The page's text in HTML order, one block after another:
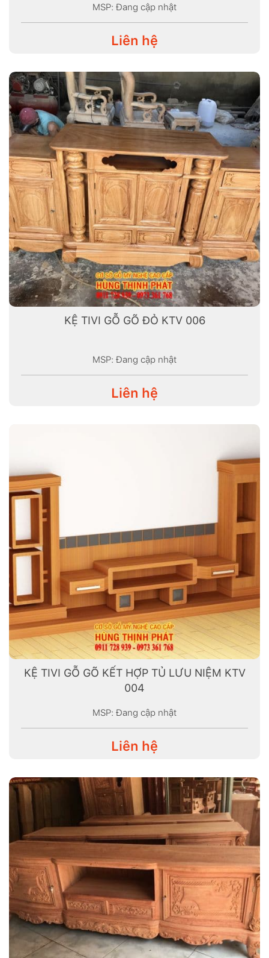
MSP: Đang cập nhật
Liên hệ
KỆ TIVI GỖ GÕ ĐỎ KTV 006
MSP: Đang cập nhật
Liên hệ
KỆ TIVI GỖ GÕ KẾT HỢP TỦ LƯU NIỆM KTV
004
MSP: Đang cập nhật
Liên hệ